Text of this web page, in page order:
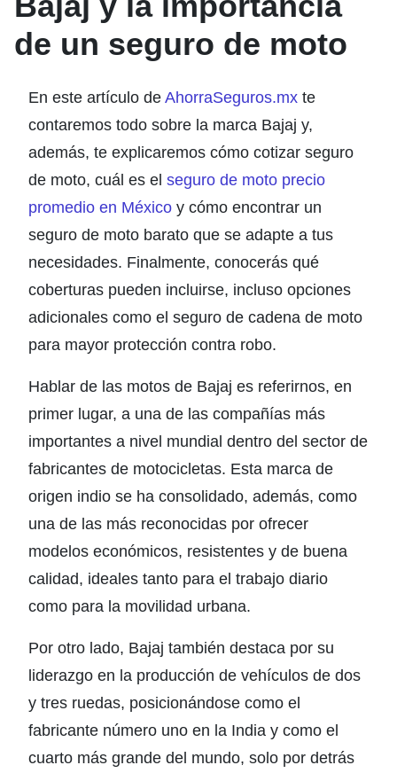
de un seguro de moto
En este artículo de AhorraSeguros.mx te
contaremos todo sobre la marca Bajaj y,
además, te explicaremos cómo cotizar seguro
de moto, cuál es el seguro de moto precio
promedio en México y cómo encontrar un
seguro de moto barato que se adapte a tus
necesidades. Finalmente, conocerás qué
coberturas pueden incluirse, incluso opciones
adicionales como el seguro de cadena de moto
para mayor protección contra robo.
Hablar de las motos de Bajaj es referirnos, en
primer lugar, a una de las compañías más
importantes a nivel mundial dentro del sector de
fabricantes de motocicletas. Esta marca de
origen indio se ha consolidado, además, como
una de las más reconocidas por ofrecer
modelos económicos, resistentes y de buena
calidad, ideales tanto para el trabajo diario
como para la movilidad urbana.
Por otro lado, Bajaj también destaca por su
liderazgo en la producción de vehículos de dos
y tres ruedas, posicionándose como el
fabricante número uno en la India y como el
cuarto más grande del mundo, solo por detrás